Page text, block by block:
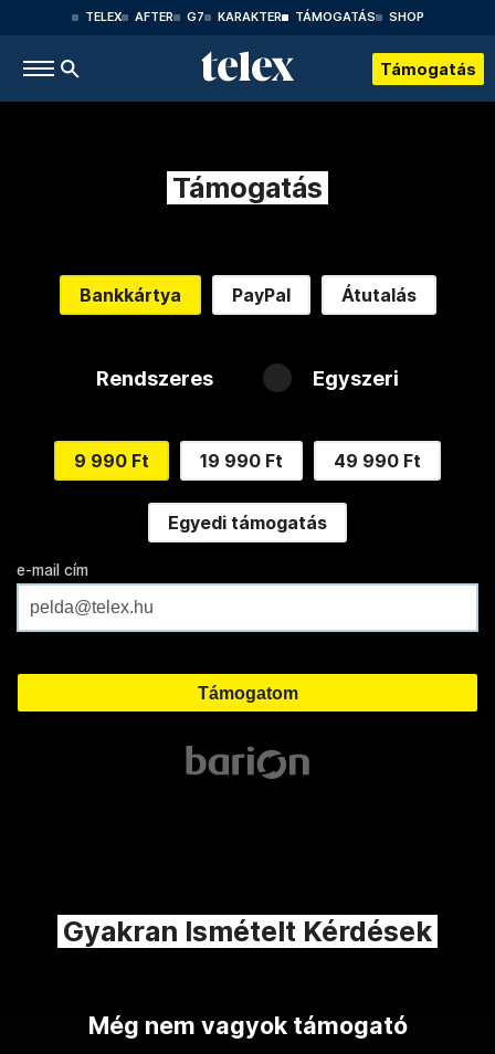
TELEX AFTER G7 KARAKTER TÁMOGATÁS SHOP
Támogatás
Támogatás
Bankkártya PayPal Átutalás
Rendszeres Egyszeri
9 990 Ft 19 990 Ft 49 990 Ft
Egyedi támogatás
e-mail cím
Gyakran Ismételt Kérdések
Még nem vagyok támogató